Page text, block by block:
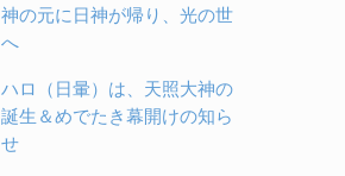
神の元に日神が帰り、光の世
へ
ハロ（日暈）は、天照大神の
誕生＆めでたき幕開けの知ら
せ